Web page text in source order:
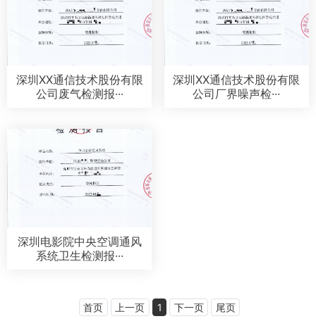
深圳XX通信技术股份有限
公司废气检测报···
深圳XX通信技术股份有限
公司厂界噪声检···
深圳电影院中央空调通风
系统卫生检测报···
首页 上一页 1 下一页 尾页